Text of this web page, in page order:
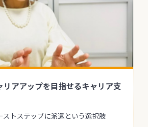
リアアップを目指せるキャリア支
ストステップに派遣という選択肢